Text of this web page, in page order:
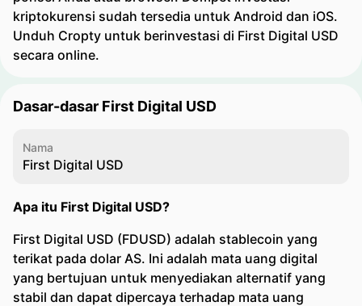
kriptokurensi sudah tersedia untuk Android dan iOS.
Unduh Cropty untuk berinvestasi di First Digital USD
secara online.
Dasar-dasar First Digital USD
Nama
First Digital USD
Apa itu First Digital USD?
First Digital USD (FDUSD) adalah stablecoin yang
terikat pada dolar AS. Ini adalah mata uang digital
yang bertujuan untuk menyediakan alternatif yang
stabil dan dapat dipercaya terhadap mata uang